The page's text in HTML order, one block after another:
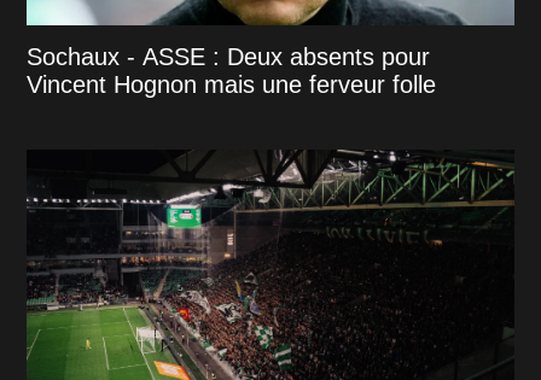
Sochaux - ASSE : Deux absents pour
Vincent Hognon mais une ferveur folle